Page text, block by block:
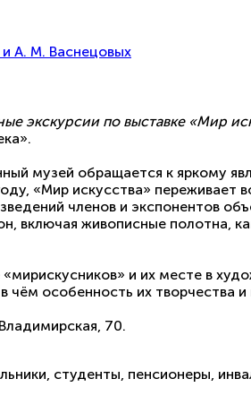
А. М. Васнецовых
экскурсии по выставке «Мир
музей обращается к яркому
«Мир искусства»
членов и экспонентов
включая живописные полотна,
«мирискусников» и их месте в
особенность их творчества и
70.
студенты, пенсионеры,